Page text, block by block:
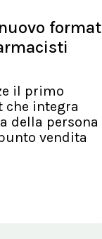
format
il primo
che integra
della persona
vendita